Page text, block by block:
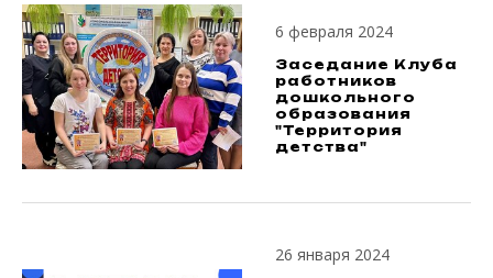
6 февраля 2024
Заседание Клуба
работников
дошкольного
образования
"Территория
детства"
26 января 2024